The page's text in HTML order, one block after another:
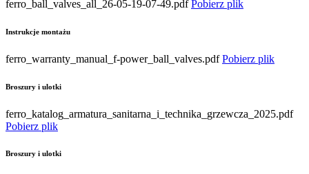
ferro_ball_valves_all_26-05-19-07-49.pdf Pobierz plik
Instrukcje montażu
ferro_warranty_manual_f-power_ball_valves.pdf Pobierz plik
Broszury i ulotki
ferro_katalog_armatura_sanitarna_i_technika_grzewcza_2025.pdf
Pobierz plik
Broszury i ulotki